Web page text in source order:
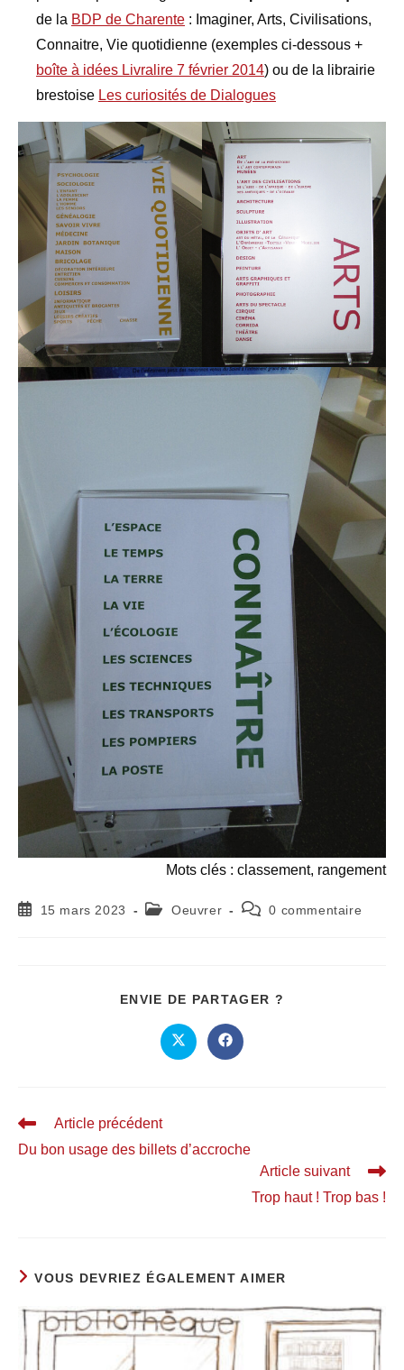
de la BDP de Charente : Imaginer, Arts, Civilisations,
Connaitre, Vie quotidienne (exemples ci-dessous +
boîte à idées Livralire 7 février 2014) ou de la librairie
brestoise Les curiosités de Dialogues
Mots clés : classement, rangement
15 mars 2023 Oeuvrer 0 commentaire
ENVIE DE PARTAGER ?
Article précédent
Du bon usage des billets d’accroche
Article suivant
Trop haut ! Trop bas !
VOUS DEVRIEZ ÉGALEMENT AIMER